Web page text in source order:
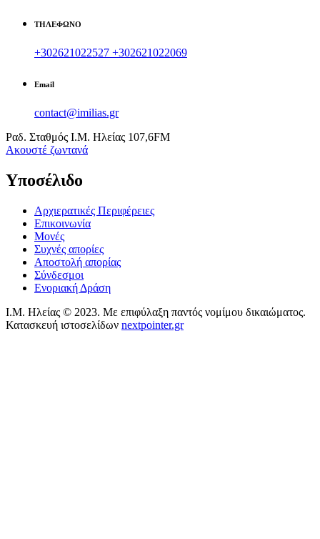
ΤΗΛΕΦΩΝΟ
+302621022527 +302621022069
Email
contact@imilias.gr
Ραδ. Σταθμός Ι.Μ. Ηλείας 107,6FM
Aκουστέ ζωντανά
Υποσέλιδο
Αρχιερατικές Περιφέρειες
Επικοινωνία
Μονές
Συχνές απορίες
Αποστολή απορίας
Σύνδεσμοι
Ενοριακή Δράση
Ι.Μ. Ηλείας © 2023. Με επιφύλαξη παντός νομίμου δικαιώματος.
Κατασκευή ιστοσελίδων nextpointer.gr